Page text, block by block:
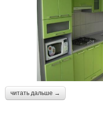
читать дальше →